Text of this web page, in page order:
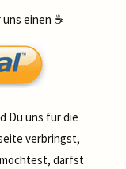
einen ☕
Du uns für die
verbringst,
darfst